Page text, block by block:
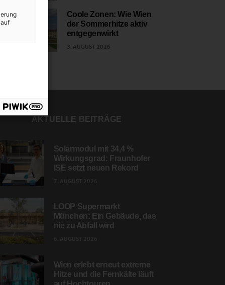
Coole Zonen: Wie Wien
der Sommerhitze aktiv
entgegenwirkt
3. AUGUST 2026
AKTUELLE BEITRÄGE
Solarmodul mit 34,4 %
Wirkungsgrad: Fraunhofer
ISE setzt neuen Rekord
LOOP Supermarkt
München: Ein Gebäude, das
nie zu Abfall wird
Wien erlebt erneut extreme
Hitze und die Fernkälte läuft